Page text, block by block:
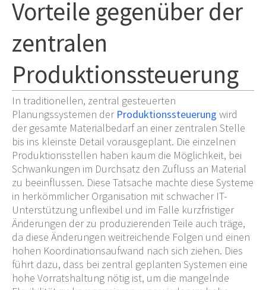
Vorteile gegenüber der
zentralen
Produktionssteuerung
In traditionellen, zentral gesteuerten
Planungssystemen der Produktionssteuerung wird
der gesamte Materialbedarf an einer zentralen Stelle
bis ins kleinste Detail vorausgeplant. Die einzelnen
Produktionsstellen haben kaum die Möglichkeit, bei
Schwankungen im Durchsatz den Zufluss an Material
zu beeinflussen. Diese Tatsache machte diese Systeme
in herkömmlicher Organisation mit schwacher IT-
Unterstützung unflexibel und im Falle kurzfristiger
Änderungen der zu produzierenden Teile auch träge,
da diese Änderungen weitreichende Folgen und einen
hohen Koordinationsaufwand nach sich ziehen. Dies
führt dazu, dass bei zentral geplanten Systemen eine
hohe Vorratshaltung nötig ist, um die mangelnde